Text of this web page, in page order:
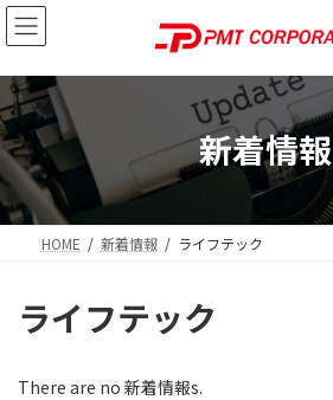
Skip
to
content
Skip
to
Navigation
新着情報
HOME 新着情報 ライフテック
ライフテック
There are no 新着情報s.